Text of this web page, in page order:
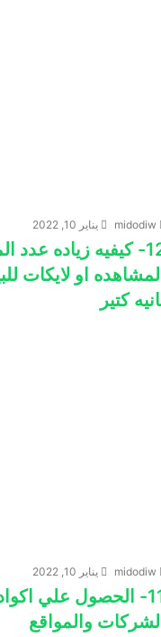
midodiw يناير 10, 2022
12- كيفيه زياده عدد
المشاهده او لايكات
كتير
midodiw يناير 10, 2022
11- الحصول علي
الشركات والمواقع